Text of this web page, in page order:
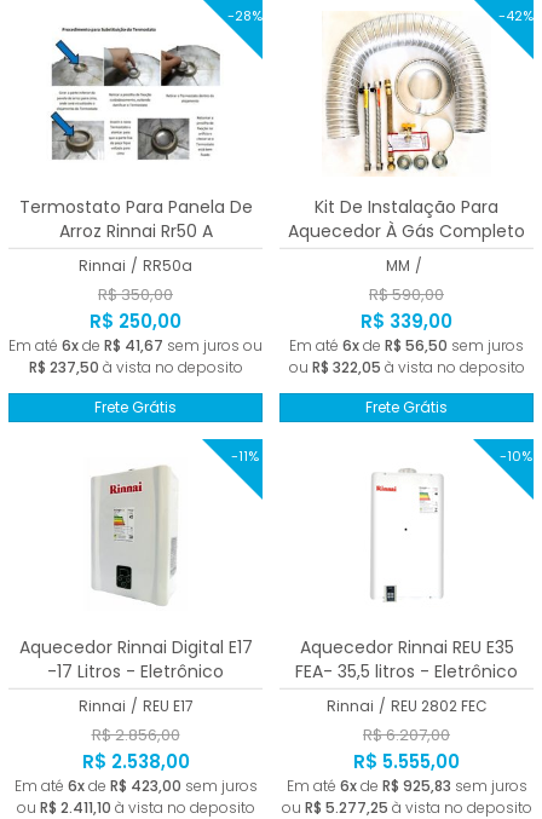
-28%
Termostato Para Panela De
Arroz Rinnai Rr50 A
Rinnai / RR50a
R$ 350,00
R$ 250,00
Em até 6xde R$ 41,67 sem juros ou
R$ 237,50 à vista no deposito
Frete Grátis
-42%
Kit De Instalação Para
Aquecedor À Gás Completo
Homologado
MM /
R$ 590,00
R$ 339,00
Em até 6xde R$ 56,50 sem juros
ou R$ 322,05 à vista no deposito
Frete Grátis
-11%
Aquecedor Rinnai Digital E17
-17 Litros - Eletrônico
Rinnai / REU E17
R$ 2.856,00
R$ 2.538,00
Em até 6xde R$ 423,00 sem juros
ou R$ 2.411,10 à vista no deposito
-10%
Aquecedor Rinnai REU E35
FEA- 35,5 litros - Eletrônico
Rinnai / REU 2802 FEC
R$ 6.207,00
R$ 5.555,00
Em até 6xde R$ 925,83 sem juros
ou R$ 5.277,25 à vista no deposito